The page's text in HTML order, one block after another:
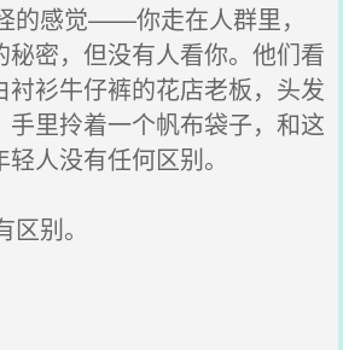
的感觉——你走在人群里，
密，但没有人看你。他们看
衬衫牛仔裤的花店老板，头发
手里拎着一个帆布袋子，和这
人没有任何区别。
别。